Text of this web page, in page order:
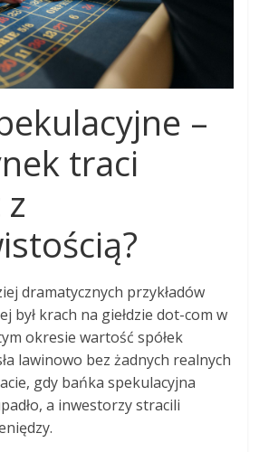
–
traci
dramatycznych przykładów
był krach na giełdzie dot-com w
okresie wartość spółek
lawinowo bez żadnych realnych
gdy bańka spekulacyjna
a inwestorzy stracili